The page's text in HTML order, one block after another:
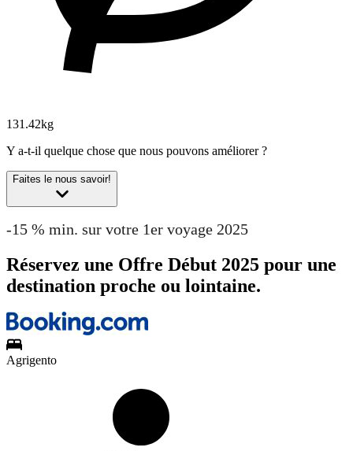
131.42kg
Y a-t-il quelque chose que nous pouvons améliorer ?
Faites le nous savoir!
-15 % min. sur votre 1er voyage 2025
Réservez une Offre Début 2025 pour une
destination proche ou lointaine.
Agrigento